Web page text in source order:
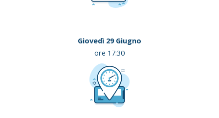
Giovedì 29 Giugno
ore 17:30